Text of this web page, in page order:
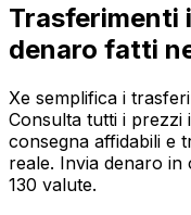
Trasferimenti
denaro fatti
Xe semplifica i
Consulta tutti i prezzi
consegna affidabili e
reale. Invia denaro in
130 valute.